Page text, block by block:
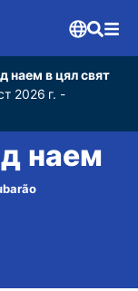
наем в цял свят
2026 г. -
наем